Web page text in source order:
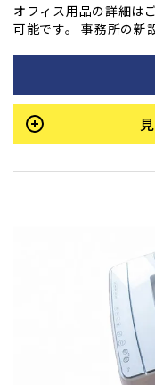
オフィス用品の詳細は
可能です。 事務所の新